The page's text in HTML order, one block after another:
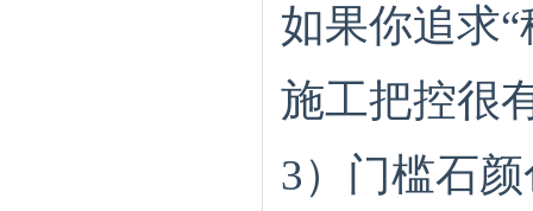
如果你追求
施工把控很
3）门槛石